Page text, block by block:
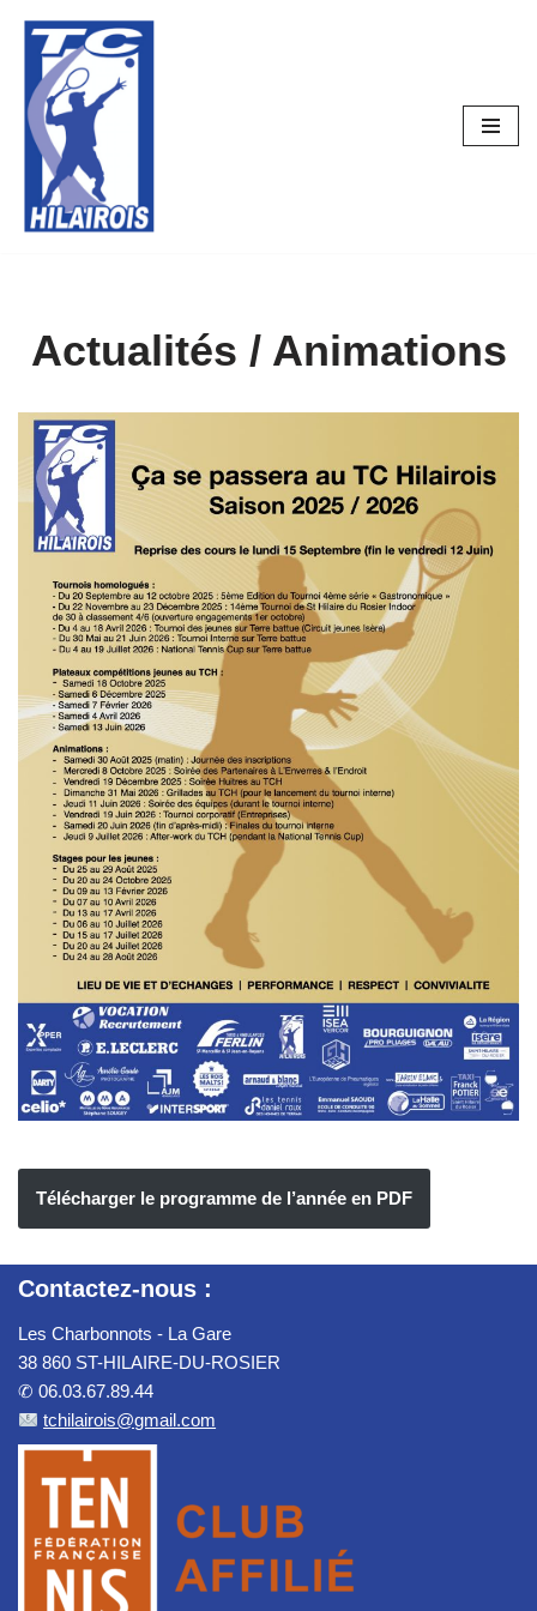
Aller
au
contenu
Actualités / Animations
Télécharger le programme de l’année en PDF
Contactez-nous :
Les Charbonnots - La Gare
38 860 ST-HILAIRE-DU-ROSIER
✆ 06.03.67.89.44
tchilairois@gmail.com